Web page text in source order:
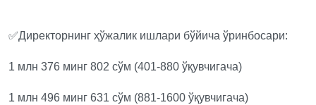
✅Директорнинг ҳўжалик ишлари бўйича ўринбосари:
1 млн 376 минг 802 сўм (401-880 ўқувчигача)
1 млн 496 минг 631 сўм (881-1600 ўқувчигача)